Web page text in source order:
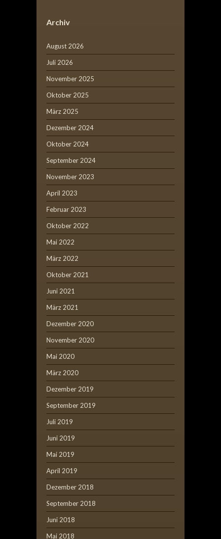
Archiv
August 2026
Juli 2026
November 2025
Oktober 2025
März 2025
Dezember 2024
Oktober 2024
September 2024
November 2023
April 2023
Februar 2023
Oktober 2022
Mai 2022
März 2022
Oktober 2021
Juni 2021
März 2021
Dezember 2020
November 2020
Mai 2020
März 2020
Dezember 2019
September 2019
Juli 2019
Juni 2019
Mai 2019
April 2019
Dezember 2018
September 2018
Juni 2018
Mai 2018